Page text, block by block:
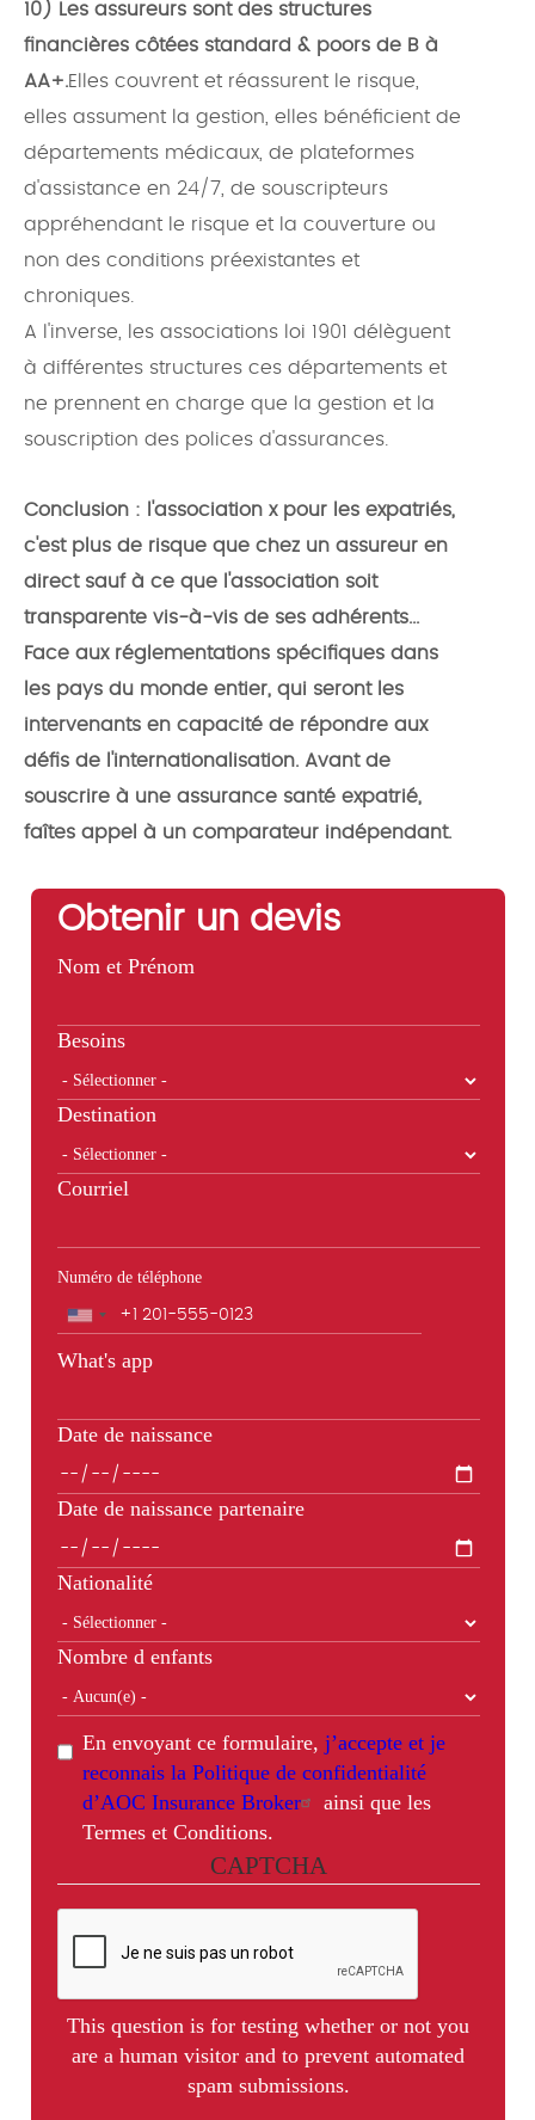
10) Les assureurs sont des structures
financières côtées standard & poors de B à
AA+.Elles couvrent et réassurent le risque,
elles assument la gestion, elles bénéficient de
départements médicaux, de plateformes
d'assistance en 24/7, de souscripteurs
appréhendant le risque et la couverture ou
non des conditions préexistantes et
chroniques.
A l'inverse, les associations loi 1901 délèguent
à différentes structures ces départements et
ne prennent en charge que la gestion et la
souscription des polices d'assurances.
Conclusion : l'association x pour les expatriés,
c'est plus de risque que chez un assureur en
direct sauf à ce que l'association soit
transparente vis-à-vis de ses adhérents...
Face aux réglementations spécifiques dans
les pays du monde entier, qui seront les
intervenants en capacité de répondre aux
défis de l'internationalisation. Avant de
souscrire à une assurance santé expatrié,
faîtes appel à un comparateur indépendant.
Obtenir un devis
Nom et Prénom
Besoins
Destination
Courriel
Numéro de téléphone
Téléphone
What's app
Date de naissance
Date de naissance partenaire
Nationalité
Nombre d enfants
En envoyant ce formulaire, j’accepte et je
reconnais la Politique de confidentialité
d’AOC Insurance Broker
ainsi que les
Termes et Conditions.
CAPTCHA
This question is for testing whether or not you
are a human visitor and to prevent automated
spam submissions.